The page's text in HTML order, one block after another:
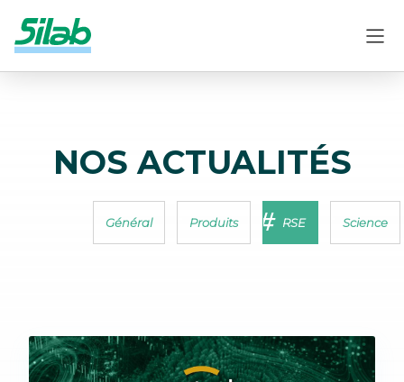
NOS ACTUALITÉS
Général Produits RSE Science